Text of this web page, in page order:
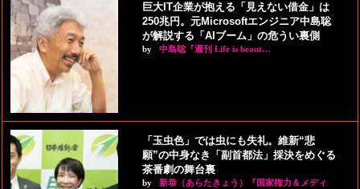
巨大IT企業が抱える「見えない借金」は
250兆円。元Microsoftエンジニア中島聡
が解説する「AIブーム」の危うい裏側
by 中島聡『週刊 Life is beaut…
「玉虫色」では虫にも失礼。維新“悲
願”の中身なき「副首都法」採決をめぐる
茶番劇の舞台裏
by
新恭（あらたきょう）『国家権力＆メディ